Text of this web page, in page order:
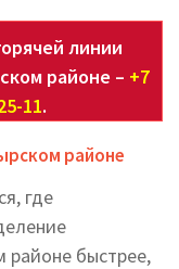
линии
районе – +7
11.
районе
где
районе быстрее,